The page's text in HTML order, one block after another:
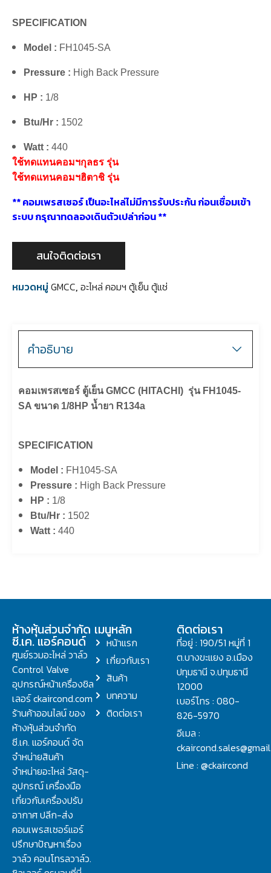
SPECIFICATION
Model : FH1045-SA
Pressure : High Back Pressure
HP : 1/8
Btu/Hr : 1502
Watt :440
ใช้ทดแทนคอมฯกุลธร รุ่น
ใช้ทดแทนคอมฯฮิตาชิ รุ่น
** คอมเพรสเซอร์ เป็นอะไหล่ไม่มีการรับประกัน ก่อนเชื่อมเข้า
ระบบ กรุณาทดลองเดินตัวเปล่าก่อน **
สนใจติดต่อเรา
หมวดหมู่GMCC, อะไหล่ คอมฯ ตู้เย็น ตู้แช่
คำอธิบาย
คอมเพรสเซอร์ ตู้เย็น GMCC (HITACHI) รุ่น FH1045-
SA ขนาด 1/8HP น้ำยา R134a
SPECIFICATION
Model : FH1045-SA
Pressure : High Back Pressure
HP : 1/8
Btu/Hr : 1502
Watt : 440
ห้างหุ้นส่วนจำกัด
ซี.เค. แอร์คอนด์
ศูนย์รวมอะไหล่ วาล์ว
Control Valve
อุปกรณ์หน้าเครื่องชิล
เลอร์ ckaircond.com
ร้านค้าออนไลน์ ของ
ห้างหุ้นส่วนจำกัด
ซี.เค. แอร์คอนด์ จัด
จำหน่ายสินค้า
จำหน่ายอะไหล่ วัสดุ-
อุปกรณ์ เครื่องมือ
เกี่ยวกับเครื่องปรับ
อากาศ ปลีก-ส่ง
คอมเพรสเซอร์แอร์
ปรึกษาปัญหาเรื่อง
วาล์ว คอนโทรลวาล์ว.
เมนูหลัก
หน้าแรก
เกี่ยวกับเรา
สินค้า
บทความ
ติดต่อเรา
ติดต่อเรา
ที่อยู่ : 190/51 หมู่ที่ 1
ต.บางขะแยง อ.เมือง
ปทุมธานี จ.ปทุมธานี
12000
เบอร์โทร : 080-
826-5970
อีเมล :
Line : @ckaircond